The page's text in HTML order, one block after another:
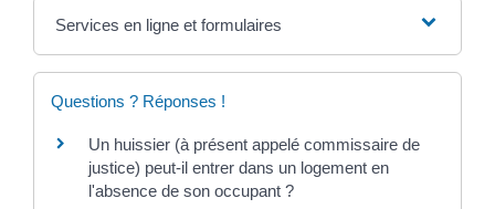
Services en ligne et formulaires
Questions ? Réponses !
Un huissier (à présent appelé commissaire de
justice) peut-il entrer dans un logement en
l'absence de son occupant ?